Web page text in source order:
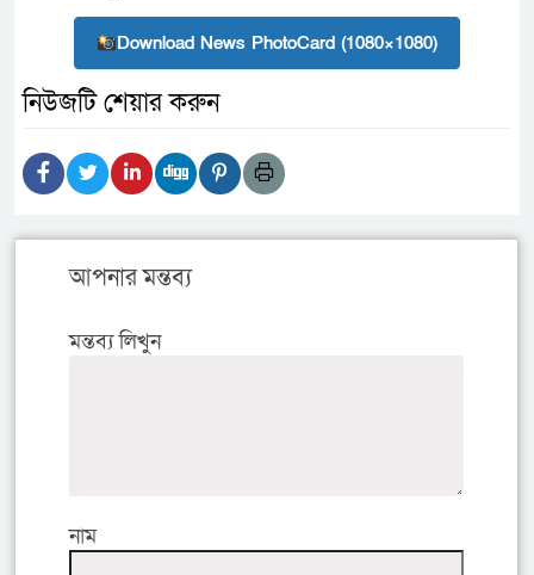
Download News PhotoCard (1080×1080)
নিউজটি শেয়ার করুন
আপনার মন্তব্য
মন্তব্য লিখুন
নাম